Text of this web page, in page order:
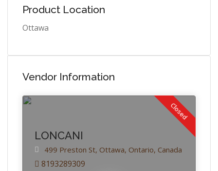
Product Location
Ottawa
Vendor Information
Closed
LONCANI
499 Preston St, Ottawa, Ontario, Canada
8193289309